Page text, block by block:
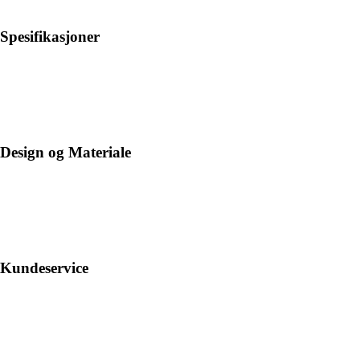
Spesifikasjoner
Design og Materiale
Kundeservice